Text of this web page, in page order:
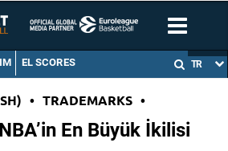
EL SCORES TR
• TRADEMARKS •
En Büyük İkilisi